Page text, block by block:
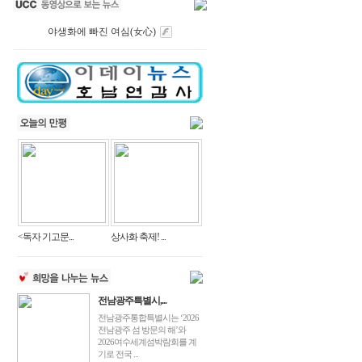
야생화에 빠진 여심(女心)
<독자 기고문... 상사화 축제! ...
전남광주특별시,...
전남광주통합특별시는 ‘2026
전남광주 섬 방문의 해’와
2026여수세계섬박람회를 계
기로 전국 ...